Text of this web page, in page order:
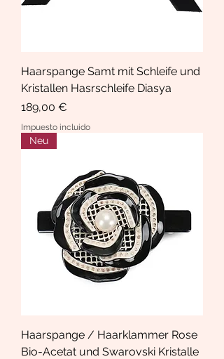
Haarspange Samt mit Schleife und
Kristallen Hasrschleife Diasya
Precio
189,00 €
Impuesto incluido
Neu
Haarspange / Haarklammer Rose
Bio-Acetat und Swarovski Kristalle